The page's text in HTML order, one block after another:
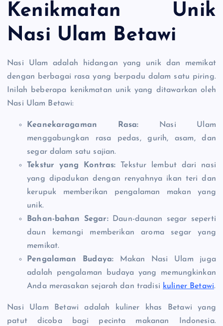
Kenikmatan Unik
Nasi Ulam Betawi
Nasi Ulam adalah hidangan yang unik dan memikat
dengan berbagai rasa yang berpadu dalam satu piring.
Inilah beberapa kenikmatan unik yang ditawarkan oleh
Nasi Ulam Betawi:
Keanekaragaman Rasa: Nasi Ulam
menggabungkan rasa pedas, gurih, asam, dan
segar dalam satu sajian.
Tekstur yang Kontras: Tekstur lembut dari nasi
yang dipadukan dengan renyahnya ikan teri dan
kerupuk memberikan pengalaman makan yang
unik.
Bahan-bahan Segar:Daun-daunan segar seperti
daun kemangi memberikan aroma segar yang
memikat.
Pengalaman Budaya: Makan Nasi Ulam juga
adalah pengalaman budaya yang memungkinkan
Anda merasakan sejarah dan tradisi kuliner Betawi.
Nasi Ulam Betawi adalah kuliner khas Betawi yang
patut dicoba bagi pecinta makanan Indonesia.